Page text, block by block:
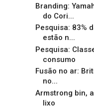
Branding:
do Cori...
Pesquisa: 83%
estão n...
Pesquisa:
consumo
Fusão no ar:
no...
Armstrong bin,
lixo